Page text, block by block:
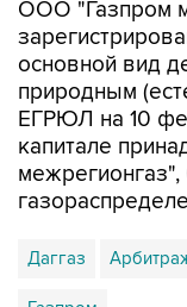
основной вид
природным
ЕГРЮЛ на 10
капитале
Даггаз
Газпром